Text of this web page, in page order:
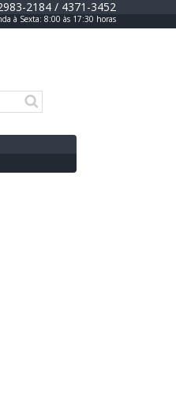
2184 / 4371-3452
à Sexta: 8:00 às 17:30 horas